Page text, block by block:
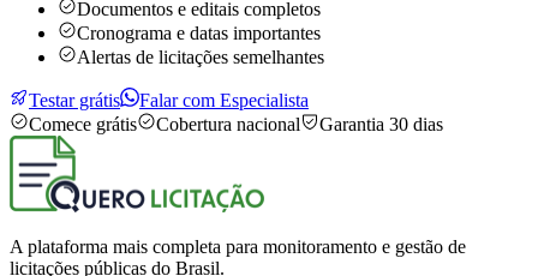
Documentos e editais completos
Cronograma e datas importantes
Alertas de licitações semelhantes
Testar grátis
Falar com Especialista
Comece grátis
Cobertura nacional Garantia 30 dias
A plataforma mais completa para monitoramento e gestão de
licitações públicas do Brasil.